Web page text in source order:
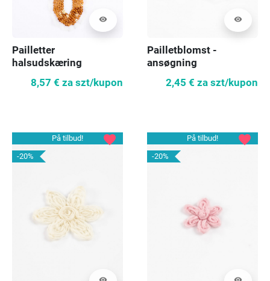
visibility
Pailletter
halsudskæring
8,57 € za szt/kupon
visibility
Pailletblomst -
ansøgning
2,45 € za szt/kupon
På tilbud!
-20%
favorite
På tilbud!
-20%
favorite